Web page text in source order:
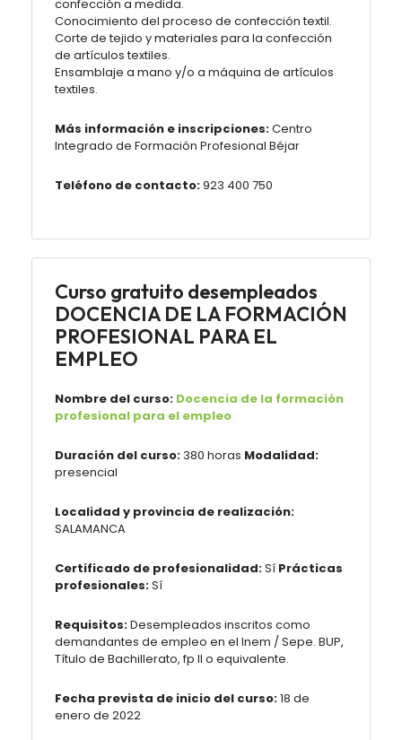
confección a medida.
Conocimiento del proceso de confección textil.
Corte de tejido y materiales para la confección
de artículos textiles.
Ensamblaje a mano y/o a máquina de artículos
textiles.
Más información e inscripciones:Centro
Integrado de Formación Profesional Béjar
Teléfono de contacto:923 400 750
Curso gratuito desempleados
DOCENCIA DE LA FORMACIÓN
PROFESIONAL PARA EL
EMPLEO
Nombre del curso: Docencia de la formación
profesional para el empleo
Duración del curso: 380 horas Modalidad:
presencial
Localidad y provincia de realización:
SALAMANCA
Certificado de profesionalidad:Sí Prácticas
profesionales:Sí
Requisitos:Desempleados inscritos como
demandantes de empleo en el Inem / Sepe. BUP,
Título de Bachillerato, fp II o equivalente.
Fecha prevista de inicio del curso:18 de
enero de 2022